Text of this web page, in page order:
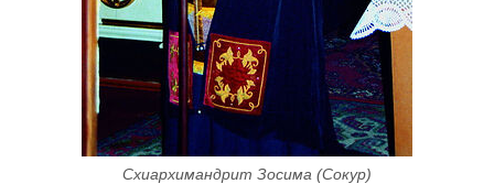
Схиархимандрит Зосима (Сокур)